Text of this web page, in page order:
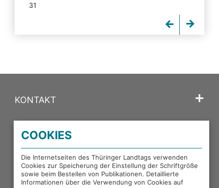
31
KONTAKT
PORTALE DES THÜRINGER LANDTAGS
EXTERNE LINKS
COOKIES
Die Internetseiten des Thüringer Landtags verwenden
Cookies zur Speicherung der Einstellung der Schriftgröße
sowie beim Bestellen von Publikationen. Detaillierte
Informationen über die Verwendung von Cookies auf